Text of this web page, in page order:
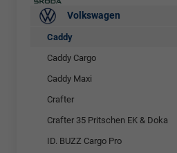
Volkswagen
Caddy
Caddy Cargo
Caddy Maxi
Crafter
Crafter 35 Pritschen EK & Doka
ID. BUZZ Cargo Pro